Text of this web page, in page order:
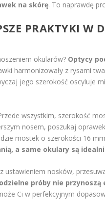
na skórę. To naprawdę
PRAKTYKI W
okularów? Optycy
harmonizowały z rysami
jego szerokość oscyluje
wszystkim, szerokość
nosem, poszukaj
mostek o szerokości 16
a same okulary są
ustawieniem nosków,
próby nie
Ci w perfekcyjnym